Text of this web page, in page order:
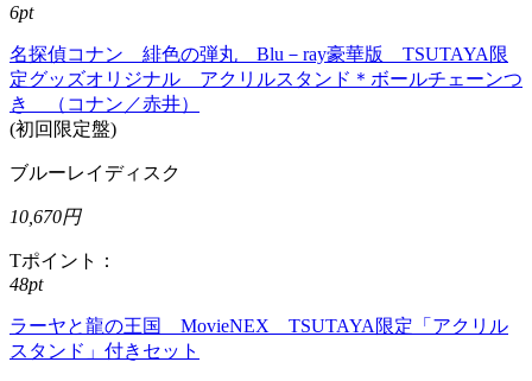
6pt
名探偵コナン 緋色の弾丸 Blu－ray豪華版 TSUTAYA限
定グッズオリジナル アクリルスタンド＊ボールチェーンつ
き （コナン／赤井）
(初回限定盤)
ブルーレイディスク
10,670円
Tポイント：
48pt
ラーヤと龍の王国 MovieNEX TSUTAYA限定「アクリル
スタンド」付きセット